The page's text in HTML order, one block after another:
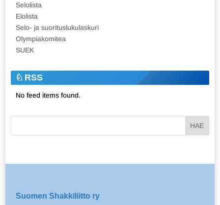
Selolista
Elolista
Selo- ja suorituslukulaskuri
Olympiakomitea
SUEK
RSS
No feed items found.
Suomen Shakkiliitto ry